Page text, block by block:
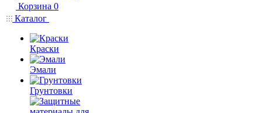
Корзина 0
Каталог
Краски
Эмали
Грунтовки